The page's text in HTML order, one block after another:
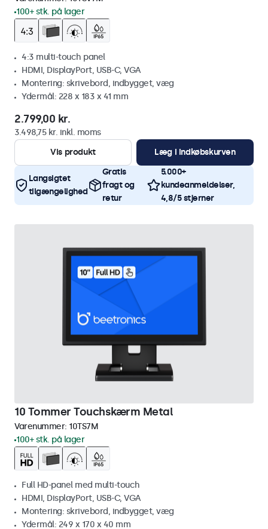
100+ stk. på lager
4:3 multi-touch panel
HDMI, DisplayPort, USB-C, VGA
Montering: skrivebord, indbygget, væg
Ydermål: 228 x 183 x 41 mm
2.799,00 kr.
3.498,75 kr. inkl. moms
Vis produkt
Læg i indkøbskurven
Langsigtet
tilgængelighed
Gratis
fragt og
retur
5.000+
kundeanmeldelser,
4,8/5 stjerner
10 Tommer Touchskærm Metal
Varenummer: 10TS7M
100+ stk. på lager
Full HD-panel med multi-touch
HDMI, DisplayPort, USB-C, VGA
Montering: skrivebord, indbygget, væg
Ydermål: 249 x 170 x 40 mm